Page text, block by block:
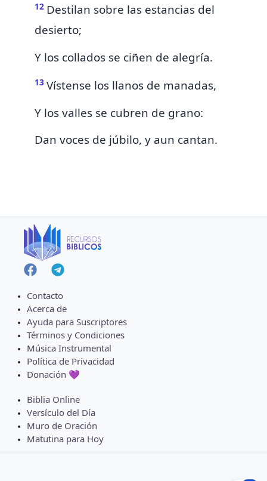
12 Destilan sobre las estancias del
desierto;
Y los collados se ciñen de alegría.
13 Vístense los llanos de manadas,
Y los valles se cubren de grano:
Dan voces de júbilo, y aun cantan.
Contacto
Acerca de
Ayuda para Suscriptores
Términos y Condiciones
Música Instrumental
Política de Privacidad
Donación 💜
Biblia Online
Versículo del Día
Muro de Oración
Matutina para Hoy